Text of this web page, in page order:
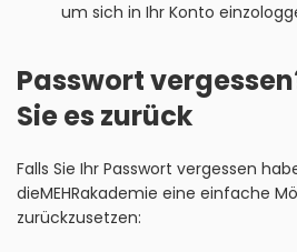
um sich in Ihr Konto
Passwort
Sie es zurück
Falls Sie Ihr Passwort vergessen
dieMEHRakademie eine einfache
zurückzusetzen: